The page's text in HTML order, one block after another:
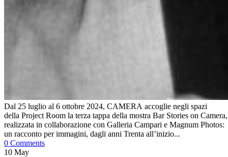
Dal 25 luglio al 6 ottobre 2024, CAMERA accoglie negli spazi
della Project Room la terza tappa della mostra Bar Stories on Camera,
realizzata in collaborazione con Galleria Campari e Magnum Photos:
un racconto per immagini, dagli anni Trenta all’inizio...
0 Comments
10 May